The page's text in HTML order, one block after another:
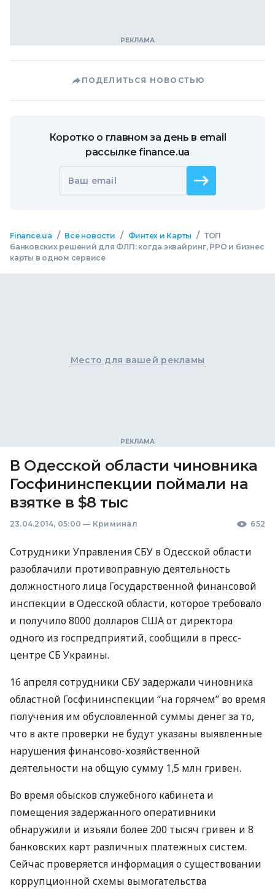
ПОДЕЛИТЬСЯ НОВОСТЬЮ
Коротко о главном за день в email
рассылке finance.ua
Ваш email
Finance.ua / Все новости / Финтех и Карты / ТОП
банковских решений для ФЛП: когда эквайринг, РРО и бизнес
карты в одном сервисе
Место для вашей рекламы
В Одесской области чиновника
Госфининспекции поймали на
взятке в $8 тыс
23.04.2014, 05:00 — Криминал 652
Сотрудники УправленияСБУ в Одесской области
разоблачили противоправную деятельность
должностного лица Государственной финансовой
инспекции в Одесской области, которое требовало
и получило 8000 долларовСШАот директора
одного из госпредприятий, сообщили в пресс-
центре СБ Украины.
16 апреля сотрудники СБУзадержали чиновника
областной Госфининспекции “на горячем” во время
получения им обусловленной суммы денег за то,
что в акте проверки не будут указаны выявленные
нарушения финансово-хозяйственной
деятельности на общую сумму 1,5 млн гривен.
Во время обысков служебного кабинета и
помещения задержанного оперативники
обнаружили и изъяли более 200 тысяч гривен и 8
банковских карт различных платежных систем.
Сейчас проверяется информация о существовании
коррупционной схемы вымогательства